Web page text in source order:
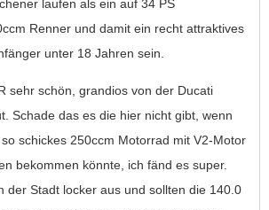
laufen als ein auf 34 PS
Renner und damit ein recht attraktives
unter 18 Jahren sein.
sehr schön, grandios von der Ducati
Schade das es die hier nicht gibt, wenn
schickes 250ccm Motorrad mit V2-Motor
bekommen könnte, ich fänd es super.
der Stadt locker aus und sollten die 140.0